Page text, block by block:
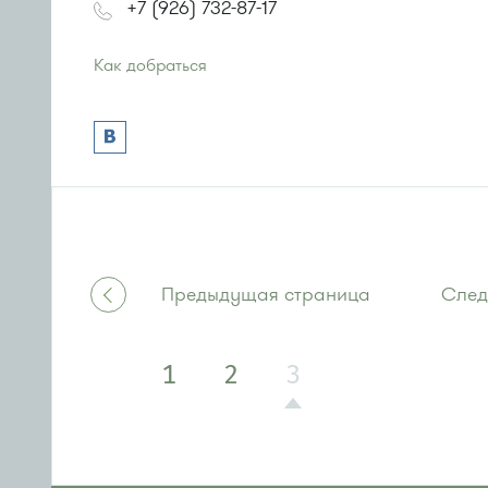
+7 (926) 732-87-17
Как добраться
Автобусы № 45, 350, 440
или до остановки
Предыдущая страница
1 2 3